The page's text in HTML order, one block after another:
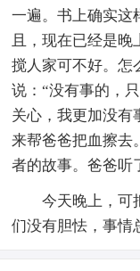
一遍。书上确实这
且，现在已经是
搅人家可不好。怎
说：“没有事的，
关心，我更加没有
来帮爸爸把血擦去
者的故事。爸爸听
今天晚上，可
们没有胆怯，事情